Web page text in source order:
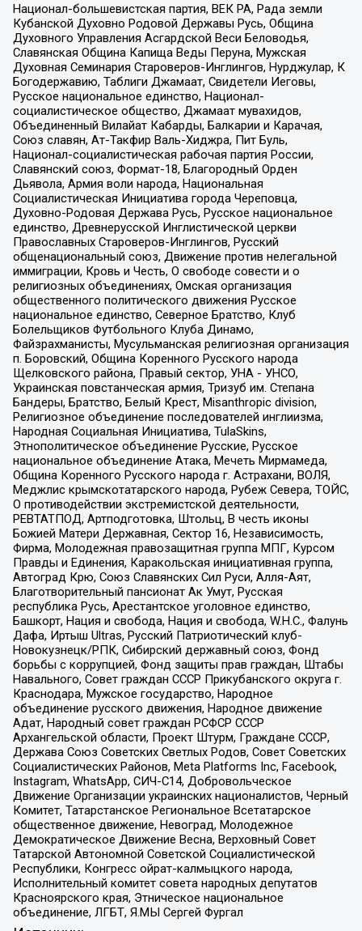
Национал-большевистская партия, ВЕК РА, Рада земли
Кубанской Духовно Родовой Державы Русь, Община
Духовного Управления Асгардской Веси Беловодья,
Славянская Община Капища Веды Перуна, Мужская
Духовная Семинария Староверов-Инглингов, Нурджулар, К
Богодержавию, Таблиги Джамаат, Свидетели Иеговы,
Русское национальное единство, Национал-
социалистическое общество, Джамаат мувахидов,
Объединенный Вилайат Кабарды, Балкарии и Карачая,
Союз славян, Ат-Такфир Валь-Хиджра, Пит Буль,
Национал-социалистическая рабочая партия России,
Славянский союз, Формат-18, Благородный Орден
Дьявола, Армия воли народа, Национальная
Социалистическая Инициатива города Череповца,
Духовно-Родовая Держава Русь, Русское национальное
единство, Древнерусской Инглистической церкви
Православных Староверов-Инглингов, Русский
общенациональный союз, Движение против нелегальной
иммиграции, Кровь и Честь, О свободе совести и о
религиозных объединениях, Омская организация
общественного политического движения Русское
национальное единство, Северное Братство, Клуб
Болельщиков Футбольного Клуба Динамо,
Файзрахманисты, Мусульманская религиозная организация
п. Боровский, Община Коренного Русского народа
Щелковского района, Правый сектор, УНА - УНСО,
Украинская повстанческая армия, Тризуб им. Степана
Бандеры, Братство, Белый Крест, Misanthropic division,
Религиозное объединение последователей инглиизма,
Народная Социальная Инициатива, TulaSkins,
Этнополитическое объединение Русские, Русское
национальное объединение Атака, Мечеть Мирмамеда,
Община Коренного Русского народа г. Астрахани, ВОЛЯ,
Меджлис крымскотатарского народа, Рубеж Севера, ТОЙС,
О противодействии экстремистской деятельности,
РЕВТАТПОД, Артподготовка, Штольц, В честь иконы
Божией Матери Державная, Сектор 16, Независимость,
Фирма, Молодежная правозащитная группа МПГ, Курсом
Правды и Единения, Каракольская инициативная группа,
Автоград Крю, Союз Славянских Сил Руси, Алля-Аят,
Благотворительный пансионат Ак Умут, Русская
республика Русь, Арестантское уголовное единство,
Башкорт, Нация и свобода, Нация и свобода, W.H.С., Фалунь
Дафа, Иртыш Ultras, Русский Патриотический клуб-
Новокузнецк/РПК, Сибирский державный союз, Фонд
борьбы с коррупцией, Фонд защиты прав граждан, Штабы
Навального, Совет граждан СССР Прикубанского округа г.
Краснодара, Мужское государство, Народное
объединение русского движения, Народное движение
Адат, Народный совет граждан РСФСР СССР
Архангельской области, Проект Штурм, Граждане СССР,
Держава Союз Советских Светлых Родов, Совет Советских
Социалистических Районов, Meta Platforms Inc, Facebook,
Instagram, WhatsApp, СИЧ-С14, Добровольческое
Движение Организации украинских националистов, Черный
Комитет, Татарстанское Региональное Всетатарское
общественное движение, Невоград, Молодежное
Демократическое Движение Весна, Верховный Совет
Татарской Автономной Советской Социалистической
Республики, Конгресс ойрат-калмыцкого народа,
Исполнительный комитет совета народных депутатов
Красноярского края, Этническое национальное
объединение, ЛГБТ, Я.МЫ Сергей Фургал